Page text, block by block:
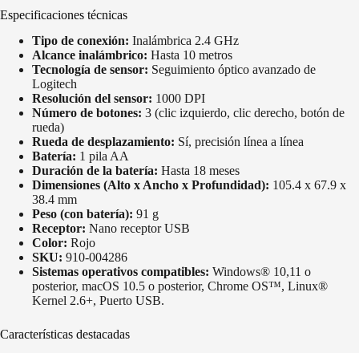
Especificaciones técnicas
Tipo de conexión: Inalámbrica 2.4 GHz
Alcance inalámbrico: Hasta 10 metros
Tecnología de sensor: Seguimiento óptico avanzado de
Logitech
Resolución del sensor: 1000 DPI
Número de botones: 3 (clic izquierdo, clic derecho, botón de
rueda)
Rueda de desplazamiento: Sí, precisión línea a línea
Batería: 1 pila AA
Duración de la batería: Hasta 18 meses
Dimensiones (Alto x Ancho x Profundidad): 105.4 x 67.9 x
38.4 mm
Peso (con batería): 91 g
Receptor: Nano receptor USB
Color: Rojo
SKU: 910-004286
Sistemas operativos compatibles: Windows® 10,11 o
posterior, macOS 10.5 o posterior, Chrome OS™, Linux®
Kernel 2.6+, Puerto USB.
Características destacadas